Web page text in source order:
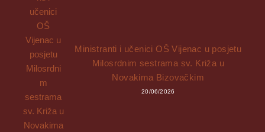
Ministranti i učenici OŠ Vijenac u posjetu
Milosrdnim sestrama sv. Križa u
Novakima Bizovačkim
20/06/2026